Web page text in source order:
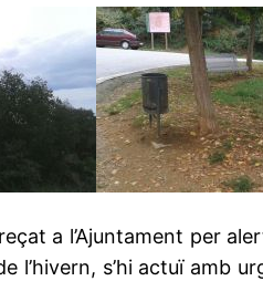
a l’Ajuntament per
l’hivern, s’hi actuï amb